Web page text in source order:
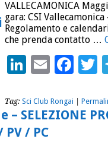
VALLECAMONICA
gara: CSI
Regolamento e
che prenda contatto …
LinkedIn
Email
Tag: Sci Club Rongai
SELEZIONE
/ PC